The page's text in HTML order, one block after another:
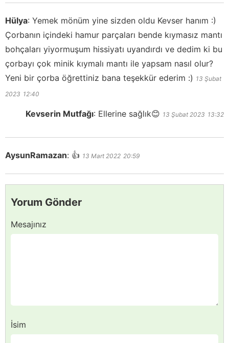
Hülya: Yemek mönüm yine sizden oldu Kevser hanım :)
Çorbanın içindeki hamur parçaları bende kıymasız mantı
bohçaları yiyormuşum hissiyatı uyandırdı ve dedim ki bu
çorbayı çok minik kıymalı mantı ile yapsam nasıl olur?
Yeni bir çorba öğrettiniz bana teşekkür ederim :) 13 Şubat
2023 12:40
Kevserin Mutfağı: Ellerine sağlık😊 13 Şubat 2023 13:32
AysunRamazan: 👍 13 Mart 2022 20:59
Yorum Gönder
Mesajınız
İsim